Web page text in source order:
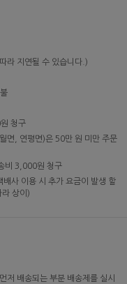
라 지연될 수 있습니다.)
청구
면, 연평면)은 50만 원 미만 주문
비 3,000원 청구
사 이용 시 추가 요금이 발생 할
상이)
저 배송되는 부분 배송제를 실시